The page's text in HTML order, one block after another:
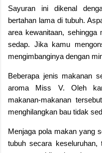
Sayuran ini dikenal
bertahan lama di tubuh.
area kewanitaan, sehingga
sedap. Jika kamu
mengimbanginya dengan
Beberapa jenis makanan
aroma Miss V. Oleh
makanan-makanan
menghilangkan bau tidak
Menjaga pola makan yang
tubuh secara